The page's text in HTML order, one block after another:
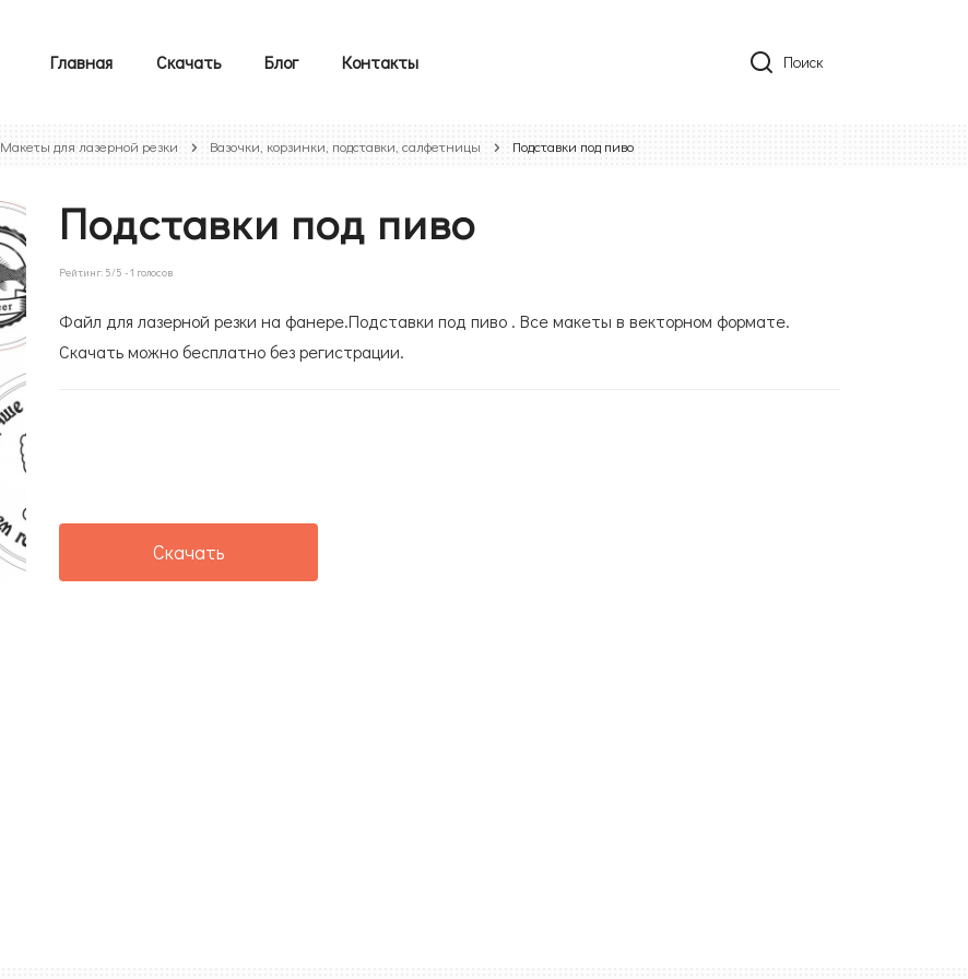
Главная Скачать Блог Контакты Поиск
Макеты для лазерной резки Вазочки, корзинки, подставки, салфетницы Подставки под пиво
Подставки под пиво
Рейтинг: 5/5 -1 голосов
Файл для лазерной резки на фанере.Подставки под пиво . Все макеты в векторном формате.
Скачать можно бесплатно без регистрации.
Скачать